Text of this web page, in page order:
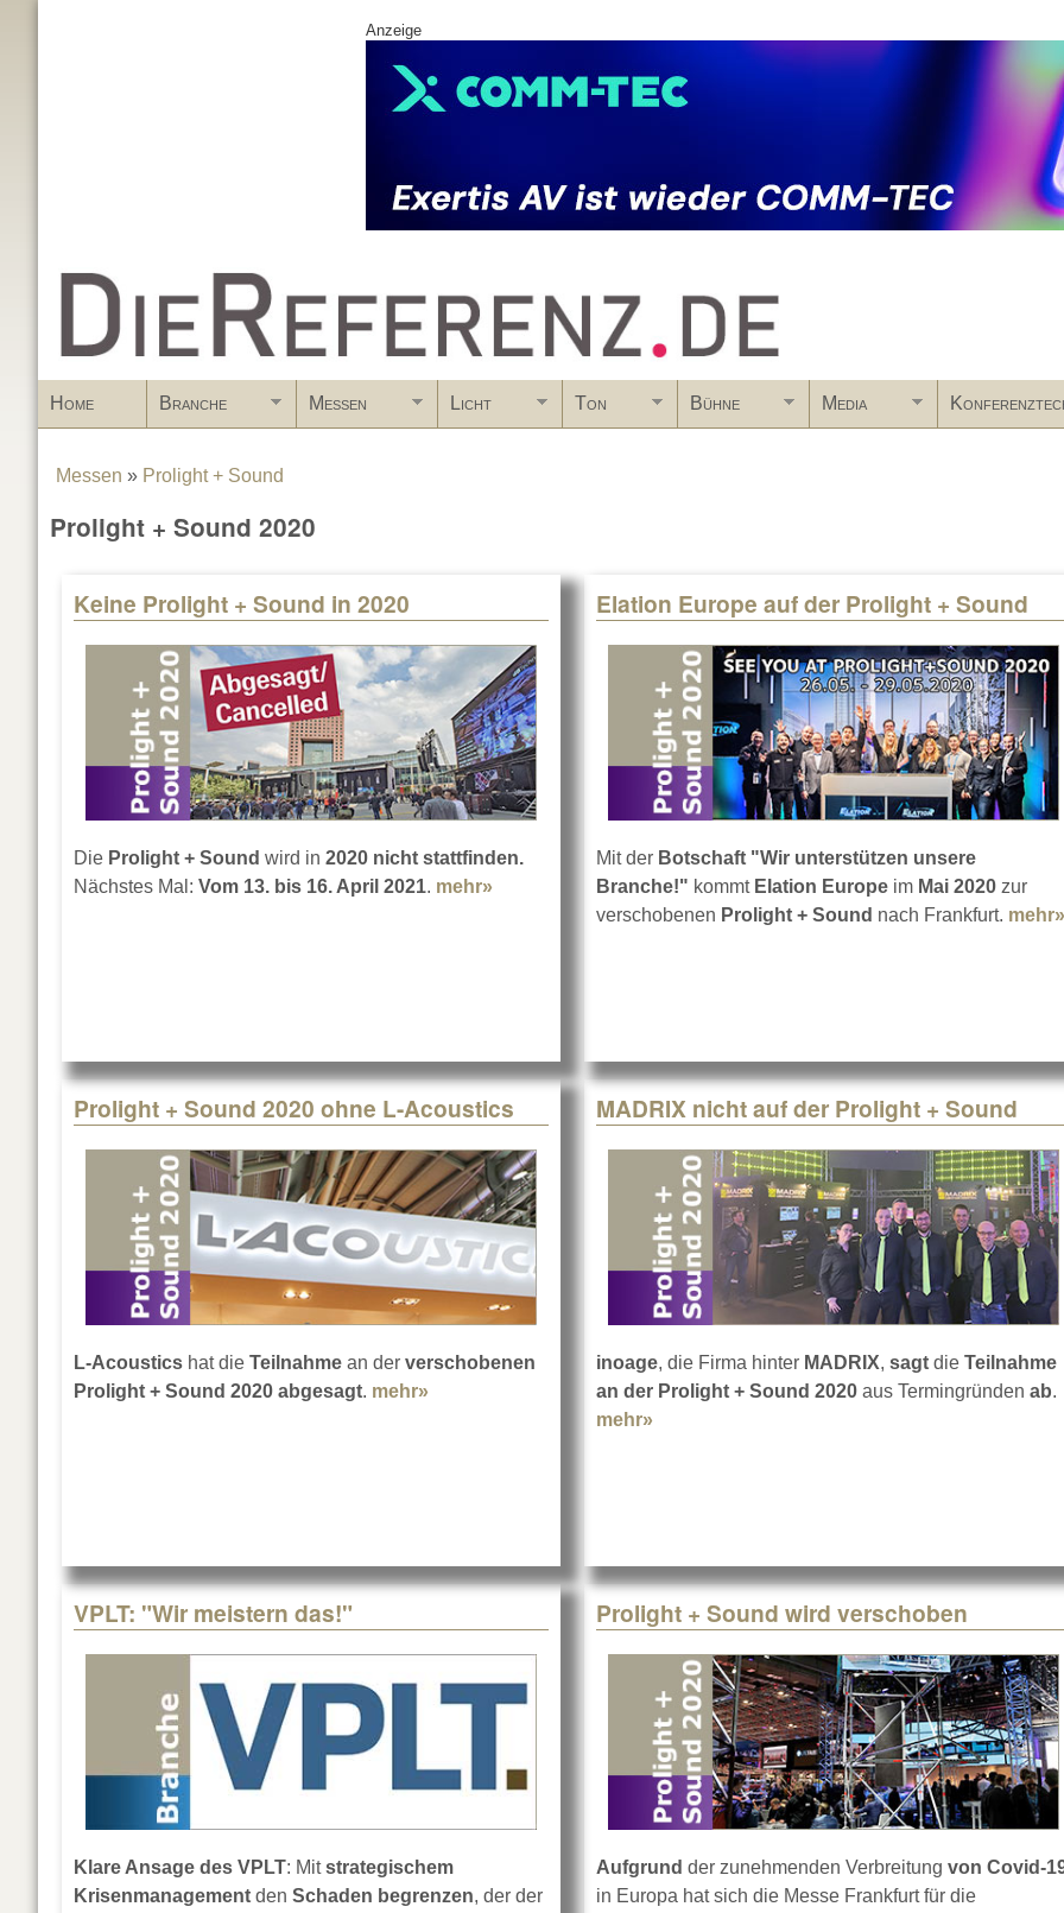
Anzeige
www.DieReferenz.de
Home Branche Messen Licht Ton Bühne Media
You are here
Messen » Prolight + Sound
Prolight + Sound 2020
Keine Prolight + Sound in 2020
Die Prolight + Sound wird in 2020 nicht stattfinden.
Nächstes Mal: Vom 13. bis 16. April 2021. mehr» about Keine Prolight + Sound in 2020
Elation Europe auf der Prolight + Sound
Mit der Botschaft "Wir unterstützen unsere
Branche!" kommt Elation Europe im Mai 2020 zur
verschobenen Prolight + Sound nach Frankfurt. mehr»
Prolight + Sound 2020 ohne L-Acoustics
L-Acoustics hat die Teilnahme an der verschobenen
Prolight + Sound 2020 abgesagt. mehr» about Prolight + Sound 2020 ohne L-Acoustics
MADRIX nicht auf der Prolight + Sound
inoage, die Firma hinter MADRIX, sagt die Teilnahme
an der Prolight + Sound 2020 aus Termingründen ab.
mehr»
VPLT: "Wir meistern das!"
Klare Ansage des VPLT: Mitstrategischem
Krisenmanagement den Schaden begrenzen, der der
Prolight + Sound wird verschoben
Aufgrund der zunehmenden Verbreitung von Covid-
in Europa hat sich die Messe Frankfurt für die